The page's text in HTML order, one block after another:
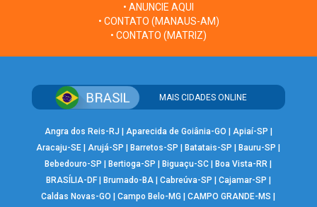
• ANUNCIE AQUI
• CONTATO (MANAUS-AM)
• CONTATO (MATRIZ)
MAIS CIDADES ONLINE
Angra dos Reis-RJ Aparecida de Goiânia-GO Apiaí-SP
Aracaju-SE |Arujá-SP Barretos-SP Batatais-SP Bauru-SP
Bebedouro-SP
Bertioga-SP Biguaçu-SC Boa Vista-RR
BRASÍLIA-DF| Brumado-BA| Cabreúva-SP Cajamar-SP
Caldas Novas-GO
|Campo Belo-MG |CAMPO GRANDE-MS